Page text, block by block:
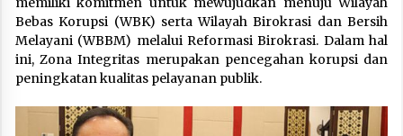
Bebas Korupsi (WBK) serta Wilayah Birokrasi dan Bersih
Melayani (WBBM) melalui Reformasi Birokrasi. Dalam hal
ini, Zona Integritas merupakan pencegahan korupsi dan
peningkatan kualitas pelayanan publik.